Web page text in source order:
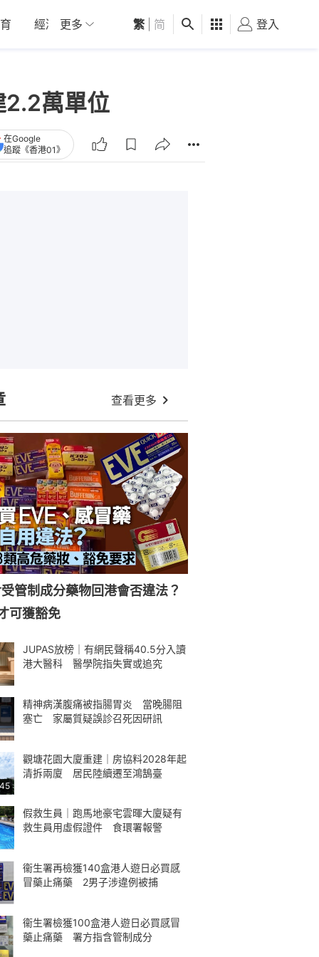
經濟 01深圳 觀點 健康 好食玩飛
更多 繁 简 登入
萬單位
在Google
追蹤《香港01》
查看更多
管制成分藥物回港會否違法？
可獲豁免
JUPAS放榜｜有網民聲稱40.5分入讀
港大醫科 醫學院指失實或追究
精神病漢腹痛被指腸胃炎 當晚腸阻
塞亡 家屬質疑誤診召死因研訊
觀塘花園大廈重建｜房協料2028年起
清拆兩廈 居民陸續遷至鴻鵠臺
假救生員｜跑馬地豪宅雲暉大廈疑有
救生員用虛假證件 食環署報警
衞生署再檢獲140盒港人遊日必買感
冒藥止痛藥 2男子涉違例被捕
衞生署檢獲100盒港人遊日必買感冒
藥止痛藥 署方指含管制成分